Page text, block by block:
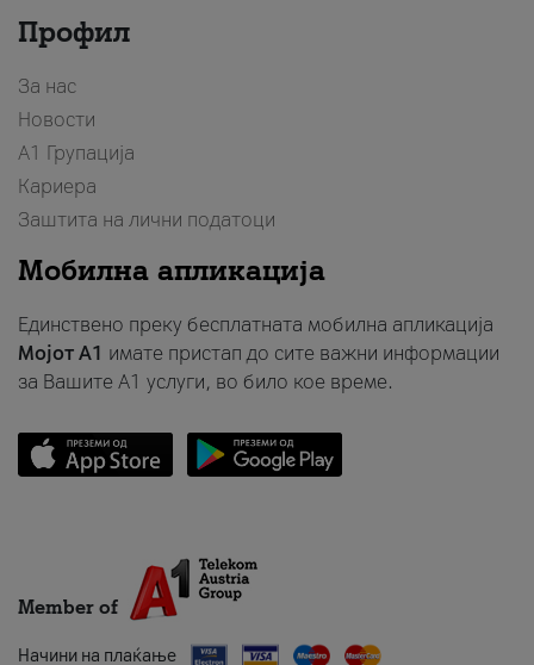
Профил
За нас
Новости
А1 Групација
Кариера
Заштита на лични податоци
Мобилна апликација
Единствено преку бесплатната мобилна апликација
Мојот A1 имате пристап до сите важни информации
за Вашите A1 услуги, во било кое време.
Member of
Начини на плаќање